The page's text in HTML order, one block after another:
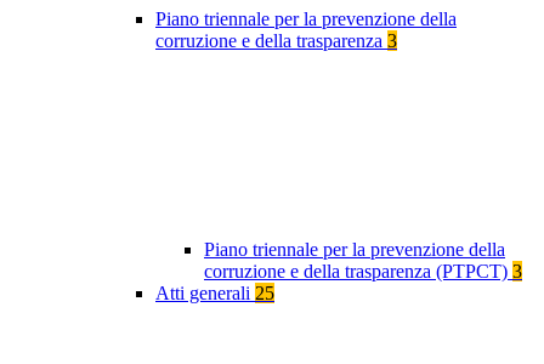
Piano triennale per la prevenzione della
corruzione e della trasparenza 3
Piano triennale per la prevenzione della
corruzione e della trasparenza (PTPCT) 3
Atti generali 25